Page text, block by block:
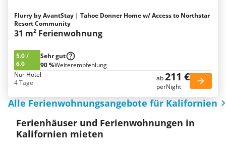
Flurry by AvantStay | Tahoe Donner Home w/ Access to Northstar
Resort Community
31 m² Ferienwohnung
5.0/
6.0
Sehr gut
90 %Weiterempfehlung
Nur Hotel
4 Tage
ab211 €
perNight
Alle Ferienwohnungsangebote für Kalifornien
Ferienhäuser und Ferienwohnungen in
Kalifornien mieten